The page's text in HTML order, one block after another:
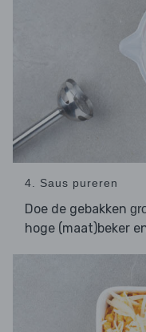
4. Saus pureren
Doe de gebakken
hoge (maat)beker